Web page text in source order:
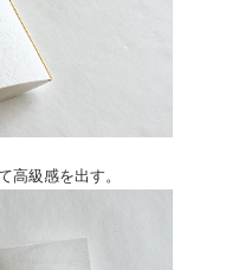
高級感を出す。